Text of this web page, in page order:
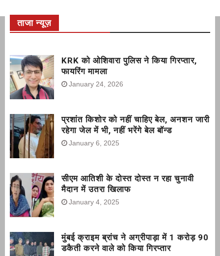
ताजा न्यूज़
KRK को ओशिवारा पुलिस ने किया गिरप्तार,
फायरिंग मामला
January 24, 2026
प्रशांत किशोर को नहीं चाहिए बेल, अनशन जारी
रहेगा जेल में भी, नहीं भरेंगे बेल बॉन्ड
January 6, 2025
सीएम आतिशी के दोस्त दोस्त न रहा चुनावी
मैदान में उतरा खिलाफ
January 4, 2025
मुंबई क्राइम ब्रांच ने अग्रीपाड़ा में 1 करोड़ 90
डकैती करने वाले को किया गिरप्तार